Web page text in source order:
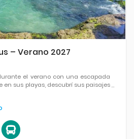
– Verano 2027
el verano con una escapada
en sus playas, descubrí sus paisajes
momento y viajá con la comodidad
hotel y servicios incluidos.